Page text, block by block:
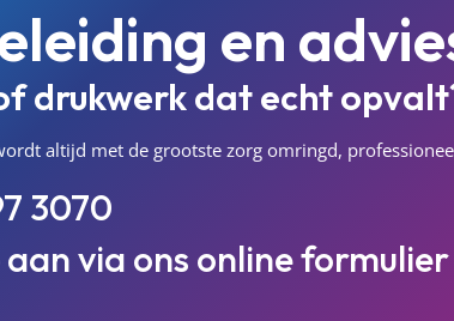
en
drukwerk dat echt
altijd met de grootste zorg omringd,
3070
via ons online formulier